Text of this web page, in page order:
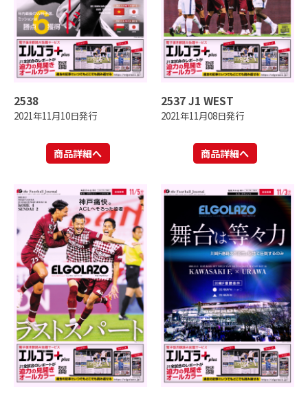
2538
2021年11月10日発行
商品詳細へ
2537 J1 WEST
2021年11月08日発行
商品詳細へ